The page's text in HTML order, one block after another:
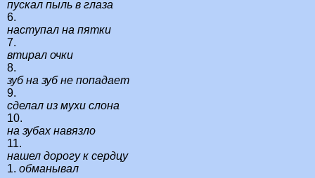
пускал пыль в глаза
6.
наступал на пятки
7.
втирал очки
8.
зуб на зуб не попадает
9.
сделал из мухи слона
10.
на зубах навязло
11.
нашел дорогу к сердцу
1. обманывал